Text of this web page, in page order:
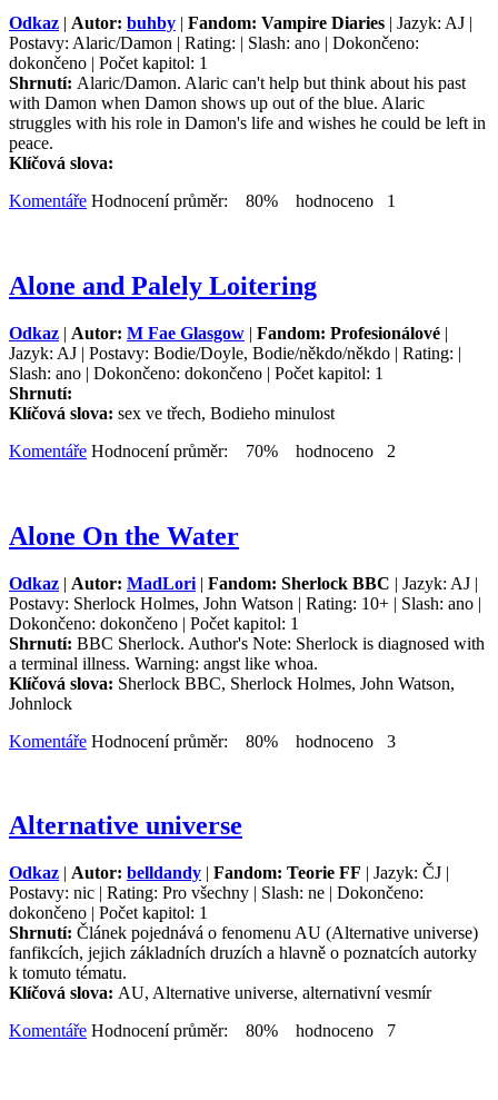
Odkaz | Autor: buhby | Fandom: Vampire Diaries | Jazyk: AJ |
Postavy: Alaric/Damon | Rating: | Slash: ano | Dokončeno:
dokončeno | Počet kapitol: 1
Shrnutí: Alaric/Damon. Alaric can't help but think about his past
with Damon when Damon shows up out of the blue. Alaric
struggles with his role in Damon's life and wishes he could be left in
peace.
Klíčová slova:
Komentáře Hodnocení průměr: 80% hodnoceno 1
Alone and Palely Loitering
Odkaz | Autor: M Fae Glasgow | Fandom: Profesionálové |
Jazyk: AJ | Postavy: Bodie/Doyle, Bodie/někdo/někdo | Rating: |
Slash: ano | Dokončeno: dokončeno | Počet kapitol: 1
Shrnutí:
Klíčová slova: sex ve třech, Bodieho minulost
Komentáře Hodnocení průměr: 70% hodnoceno 2
Alone On the Water
Odkaz | Autor: MadLori | Fandom: Sherlock BBC | Jazyk: AJ |
Postavy: Sherlock Holmes, John Watson | Rating: 10+ | Slash: ano |
Dokončeno: dokončeno | Počet kapitol: 1
Shrnutí: BBC Sherlock. Author's Note: Sherlock is diagnosed with
a terminal illness. Warning: angst like whoa.
Klíčová slova: Sherlock BBC, Sherlock Holmes, John Watson,
Johnlock
Komentáře Hodnocení průměr: 80% hodnoceno 3
Alternative universe
Odkaz | Autor: belldandy | Fandom: Teorie FF | Jazyk: ČJ |
Postavy: nic | Rating: Pro všechny | Slash: ne | Dokončeno:
dokončeno | Počet kapitol: 1
Shrnutí: Článek pojednává o fenomenu AU (Alternative universe)
fanfikcích, jejich základních druzích a hlavně o poznatcích autorky
k tomuto tématu.
Klíčová slova: AU, Alternative universe, alternativní vesmír
Komentáře Hodnocení průměr: 80% hodnoceno 7